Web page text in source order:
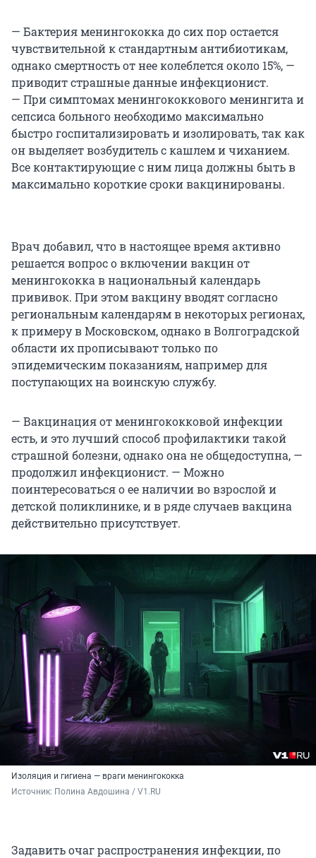
— Бактерия менингококка до сих пор остается
чувствительной к стандартным антибиотикам,
однако смертность от нее колеблется около 15%, —
приводит страшные данные инфекционист.
— При симптомах менингококкового менингита и
сепсиса больного необходимо максимально
быстро госпитализировать и изолировать, так как
он выделяет возбудитель с кашлем и чиханием.
Все контактирующие с ним лица должны быть в
максимально короткие сроки вакцинированы.
Врач добавил, что в настоящее время активно
решается вопрос о включении вакцин от
менингококка в национальный календарь
прививок. При этом вакцину вводят согласно
региональным календарям в некоторых регионах,
к примеру в Московском, однако в Волгоградской
области их прописывают только по
эпидемическим показаниям, например для
поступающих на воинскую службу.
— Вакцинация от менингококковой инфекции
есть, и это лучший способ профилактики такой
страшной болезни, однако она не общедоступна, —
продолжил инфекционист. — Можно
поинтересоваться о ее наличии во взрослой и
детской поликлинике, и в ряде случаев вакцина
действительно присутствует.
Изоляция и гигиена — враги менингококка
Источник: Полина Авдошина / V1.RU
Задавить очаг распространения инфекции, по